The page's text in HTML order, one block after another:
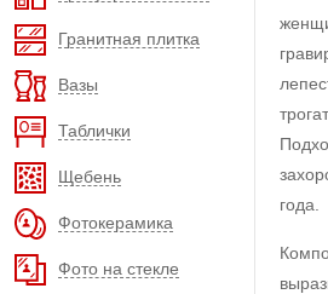
Гранитная плитка
Вазы
Таблички
Щебень
Фотокерамика
Фото на стекле
года.